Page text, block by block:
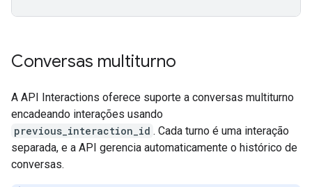
Conversas multiturno
A API Interactions oferece suporte a conversas multiturno
encadeando interações usando
previous_interaction_id . Cada turno é uma interação
separada, e a API gerencia automaticamente o histórico de
conversas.